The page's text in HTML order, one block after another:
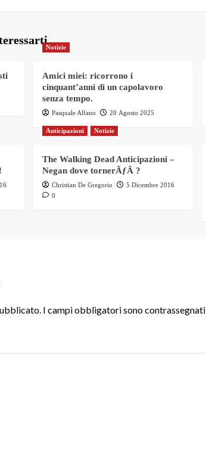
Notizie
Amici miei: ricorrono i
cinquant’anni di un capolavoro
senza tempo.
Pasquale Alfano 20 Agosto 2025
Anticipazioni Notizie
The Walking Dead Anticipazioni –
Negan dove tornerÃƒÂ ?
Christian De Gregorio
5 Dicembre 2016
0
I campi obbligatori sono contrassegnati